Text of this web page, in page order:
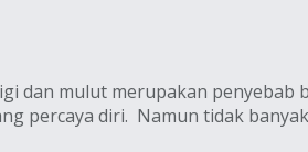
dan mulut merupakan
percaya diri. Namun tidak